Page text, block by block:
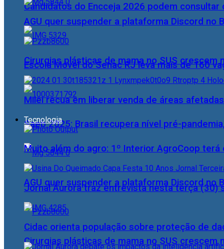
Candidatos do Encceja 2026 podem consultar
Escola Móvel do Senac RJ leva mais de 160
Saeb 2025: Brasil recupera nível pré-
AGU quer suspender a plataforma Discord no
Cirurgias plásticas de mama no SUS crescem
AGU quer suspender a plataforma Discord no
Cirurgias plásticas de mama no SUS crescem
Milei recua em liberar venda de áreas
Tecnologia
Muito além do agro: 1º Interior AgroCoop
Jornal Aurora traz entrevista nesta terça (30)
Cidac orienta população sobre proteção de